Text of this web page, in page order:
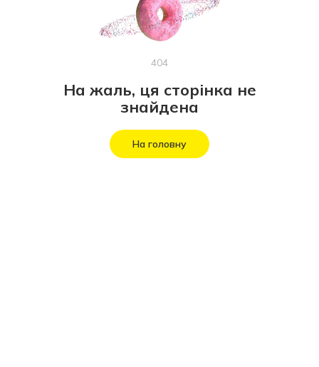
404
На жаль, ця сторінка не
знайдена
На головну